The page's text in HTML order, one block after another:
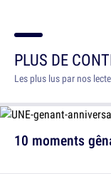
PLUS DE
Les plus lus par nos
10 moments